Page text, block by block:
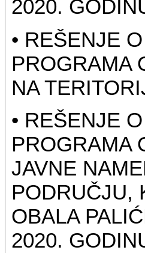
2020.
• REŠENJE
PROGRAMA
NA
• REŠENJE
PROGRAMA
JAVNE
PODRUČJU,
OBALA
2020.